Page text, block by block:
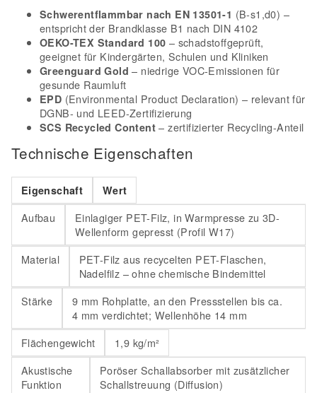
Schwerentflammbar nach EN 13501-1 (B-s1,d0) –
entspricht der Brandklasse B1 nach DIN 4102
OEKO-TEX Standard 100 – schadstoffgeprüft,
geeignet für Kindergärten, Schulen und Kliniken
Greenguard Gold – niedrige VOC-Emissionen für
gesunde Raumluft
EPD (Environmental Product Declaration) – relevant für
DGNB- und LEED-Zertifizierung
SCS Recycled Content – zertifizierter Recycling-Anteil
Technische Eigenschaften
Eigenschaft Wert
Aufbau
Einlagiger PET-Filz, in Warmpresse zu 3D-
Wellenform gepresst (Profil W17)
Material
PET-Filz aus recycelten PET-Flaschen,
Nadelfilz – ohne chemische Bindemittel
Stärke
9 mm Rohplatte, an den Pressstellen bis ca.
4 mm verdichtet; Wellenhöhe 14 mm
Flächengewicht
1,9 kg/m²
Akustische
Funktion
Poröser Schallabsorber mit zusätzlicher
Schallstreuung (Diffusion)